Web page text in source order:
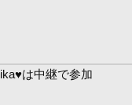
は中継で参加